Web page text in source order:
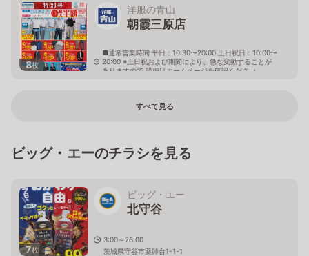
8枚
洋服の青山
朝霞三原店
■通常営業時間 平日：10:30〜20:00 土日祝日：10:00〜
20:00 ※土日祝および期間により、急な変動することが
ありますので 詳細はホームページを確認ください
すべて見る
ビッグ・エーのチラシを見る
7枚
ビッグ・エー
北守谷
3:00～26:00
茨城県守谷市薬師台1-1-1